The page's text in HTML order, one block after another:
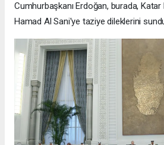
Cumhurbaşkanı Erdoğan, burada,
Hamad Al Sani'ye taziye dileklerini